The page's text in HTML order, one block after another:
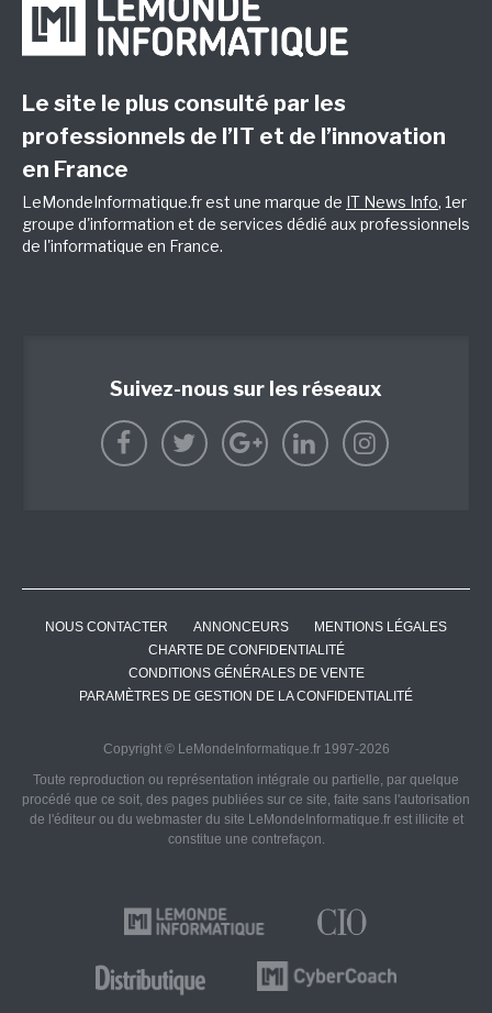
Le site le plus consulté par les
professionnels de l’IT et de l’innovation
en France
LeMondeInformatique.fr est une marque de IT News Info, 1er
groupe d'information et de services dédié aux professionnels
de l'informatique en France.
Suivez-nous sur les réseaux
NOUS CONTACTER ANNONCEURS
MENTIONS LÉGALES
CHARTE DE CONFIDENTIALITÉ
CONDITIONS GÉNÉRALES DE VENTE
PARAMÈTRES DE GESTION DE LA CONFIDENTIALITÉ
Copyright © LeMondeInformatique.fr 1997-2026
Toute reproduction ou représentation intégrale ou partielle, par quelque
procédé que ce soit, des pages publiées sur ce site, faite sans l'autorisation
de l'éditeur ou du webmaster du site LeMondeInformatique.fr est illicite et
constitue une contrefaçon.